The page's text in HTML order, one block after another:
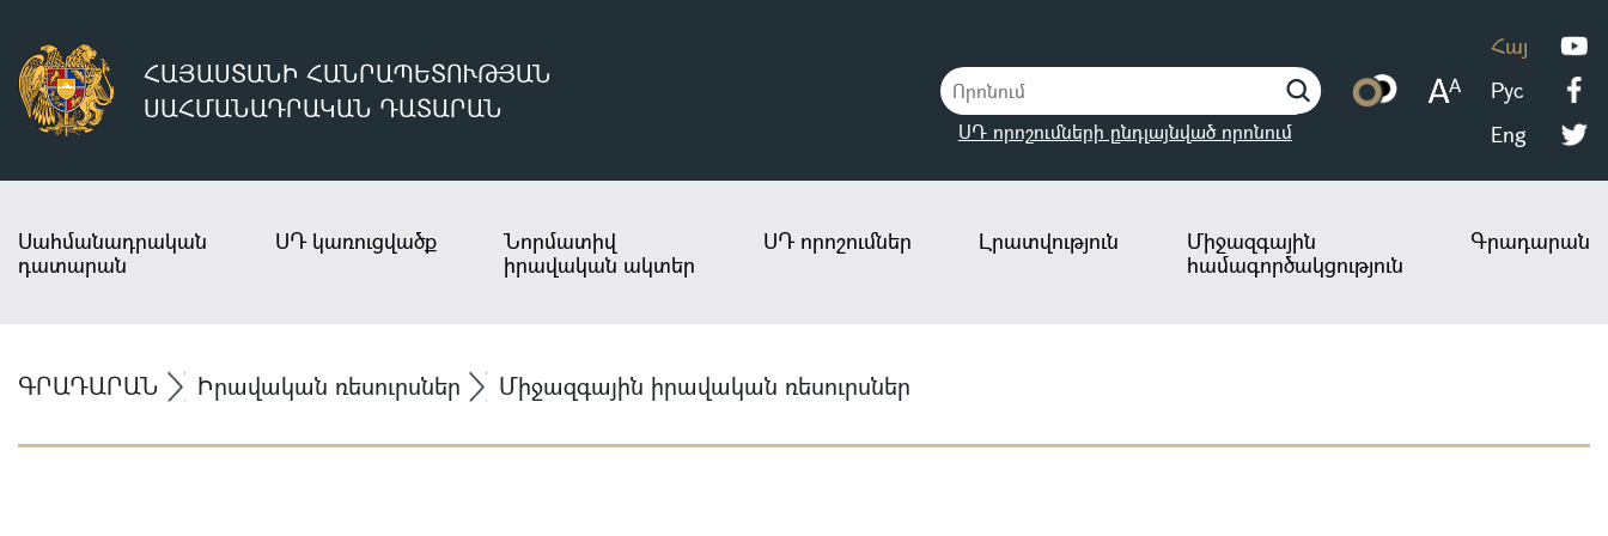
ՀԱՅԱՍՏԱՆԻ ՀԱՆՐԱՊԵՏՈՒԹՅԱՆ
ՍԱՀՄԱՆԱԴՐԱԿԱՆ ԴԱՏԱՐԱՆ
ՍԴ որոշումների ընդլայնված որոնում
Հայ
Рус
Eng
Սահմանադրական
դատարան
ՍԴ կառուցվածք
Նորմատիվ
իրավական ակտեր
ՍԴ որոշումներ Լրատվություն
Միջազգային
համագործակցություն
Գրադարան
ԳՐԱԴԱՐԱՆ Իրավական ռեսուրսներ Միջազգային իրավական ռեսուրսներ